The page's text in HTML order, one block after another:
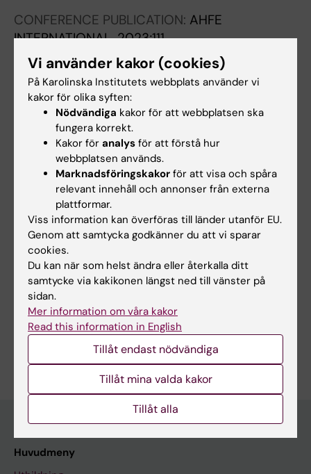
CONFERENCE PUBLICATION: AHFE
INTERNATIONAL.2023;111
Design of an mHealth application for
optimizing preoperative physical function
Sjölinder M; Ståhl O; Rydwik E; Torikka S
Forskningsområden:
Cancer och onkologi
Fysioterapi
Urologi
Forskningsämnen:
Buktumörer
Canceröverlevare
Fysioterapeuter
Fysioterapi
Klinisk prövning
[Publikationstyp]
Motionsterapi
Preoperativ
träning
Urinblåsa
Visa alla
Tekniker och metoder:
Fysioterapi
Kliniska prövningar som ämne
Konditionsträning
Pragmatiska kliniska prövningar som ämne
Styrketräning
Är du Simon Torikka Suua?
Redigera din profil
Huvudmeny
Vi använder kakor (cookies)
På Karolinska Institutets webbplats använder vi
kakor för olika syften:
Nödvändiga kakor för att webbplatsen ska
fungera korrekt.
Kakor för analys för att förstå hur
webbplatsen används.
Marknadsföringskakor för att visa och spåra
relevant innehåll och annonser från externa
plattformar.
Viss information kan överföras till länder utanför EU.
Genom att samtycka godkänner du att vi sparar
cookies.
Du kan när som helst ändra eller återkalla ditt
samtycke via kakikonen längst ned till vänster på
sidan.
Mer information om våra kakor
Read this information in English
Tillåt endast nödvändiga
Tillåt mina valda kakor
Tillåt alla